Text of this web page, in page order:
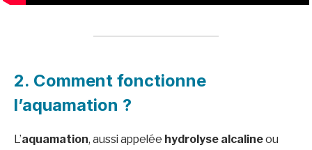
2. Comment fonctionne
l’aquamation ?
L’aquamation, aussi appelée hydrolyse alcalineou